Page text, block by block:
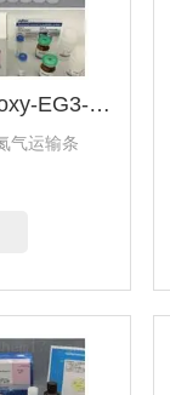
同仁化学 H354 Hydroxy-EG3-undecanethiol试剂
气运输条